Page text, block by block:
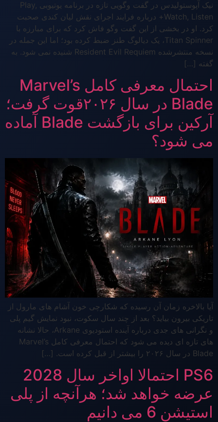
نیک آپوستولیدس در گفت وگویی تازه در برنامه یوتیوبی Play,
Watch, Listen+ درباره فرایند اجرای نقش لیان کندی صحبت
کرد. او در بخشی از این گفت وگو فاش کرد که برای مبارزه با
Titan Spinner، یک دیالوگ طنز ضبط کرده بود؛ اما این جمله در
نسخه منتشرشده Resident Evil Requiem شنیده نمی شود. به
گفته […]
احتمال معرفی کامل Marvel’s
Blade در سال ۲۰۲۶قوت گرفت؛
آرکین برای بازگشت Blade آماده
می شود؟
آیا بالاخره زمان آن رسیده که شکارچی خون آشام های مارول از
تاریکی بیرون بیاید؟ بعد از چند سال سکوت، نبود نمایش گیم پلی
و نگرانی های جدی درباره آینده استودیوی Arkane، حالا نشانه
های تازه ای دیده می شود که احتمال معرفی کامل Marvel’s
Blade در سال ۲۰۲۶ را بیشتر از قبل کرده است. […]
PS6 احتمالا اواخر سال 2028
عرضه خواهد شد؛ هرآنچه از پلی
استیشن 6 می دانیم